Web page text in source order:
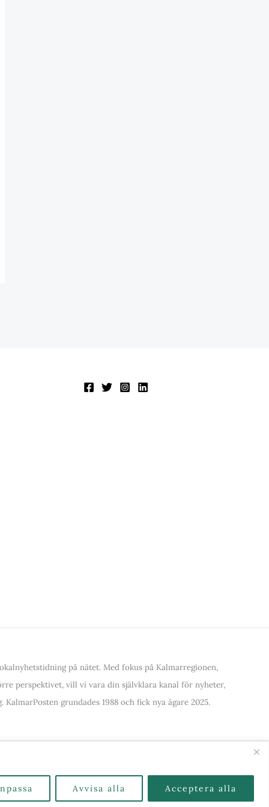
Avvisa alla Acceptera alla
på nätet. Med fokus på Kalmarregionen,
perspektivet, vill vi vara din självklara kanal för nyheter,
KalmarPosten grundades 1988 och fick nya ägare 2025.
Kategorier & Ämnen här